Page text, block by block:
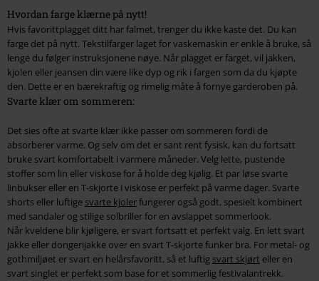
Hvordan farge klærne på nytt!
Hvis favorittplagget ditt har falmet, trenger du ikke kaste det. Du kan
farge det på nytt. Tekstilfarger laget for vaskemaskin er enkle å bruke, så
lenge du følger instruksjonene nøye. Når plagget er farget, vil jakken,
kjolen eller jeansen din være like dyp og rik i fargen som da du kjøpte
den. Dette er en bærekraftig og rimelig måte å fornye garderoben på.
Svarte klær om sommeren:
Det sies ofte at svarte klær ikke passer om sommeren fordi de
absorberer varme. Og selv om det er sant rent fysisk, kan du fortsatt
bruke svart komfortabelt i varmere måneder. Velg lette, pustende
stoffer som lin eller viskose for å holde deg kjølig. Et par løse svarte
linbukser eller en T-skjorte i viskose er perfekt på varme dager. Svarte
shorts eller luftige svarte kjolerfungerer også godt, spesielt kombinert
med sandaler og stilige solbriller for en avslappet sommerlook.
Når kveldene blir kjøligere, er svart fortsatt et perfekt valg. En lett svart
jakke eller dongerijakke over en svart T-skjorte funker bra. For metal- og
gothmiljøet er svart en helårsfavoritt, så et luftig svart skjørt eller en
svart singlet er perfekt som base for et sommerlig festivalantrekk.